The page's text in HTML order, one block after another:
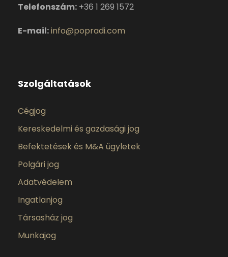
Telefonszám: +36 1 269 1572
E-mail:info@popradi.com
Szolgáltatások
Cégjog
Kereskedelmi és gazdasági jog
Befektetések és M&A ügyletek
Polgári jog
Adatvédelem
Ingatlanjog
Társasház jog
Munkajog